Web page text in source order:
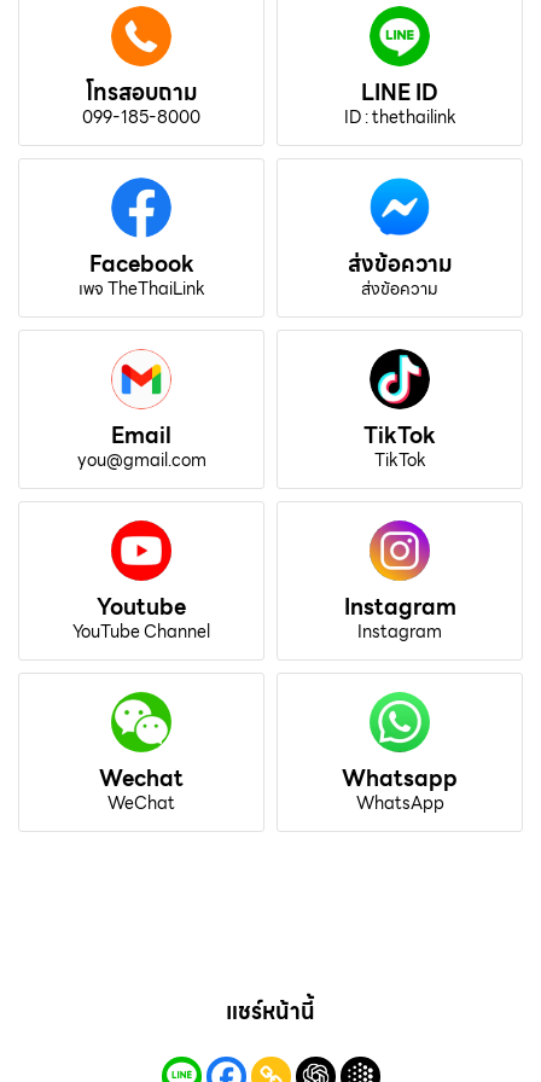
โทรสอบถาม
099-185-8000
LINE ID
ID : thethailink
Facebook
เพจ TheThaiLink
ส่งข้อความ
ส่งข้อความ
Email
you@gmail.com
TikTok
TikTok
Youtube
YouTube Channel
Instagram
Instagram
Wechat
WeChat
Whatsapp
WhatsApp
แชร์หน้านี้